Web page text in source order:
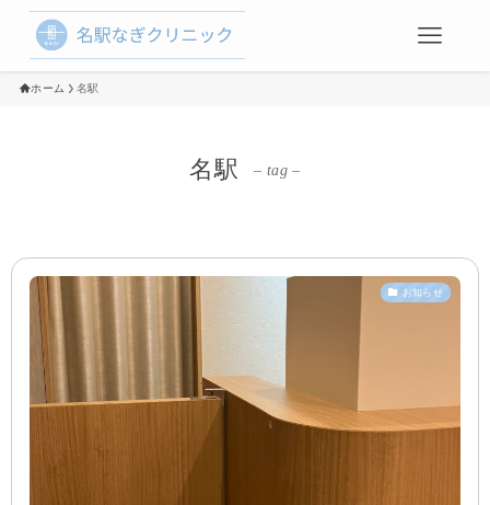
ホーム 名駅
名駅 – tag –
お知らせ